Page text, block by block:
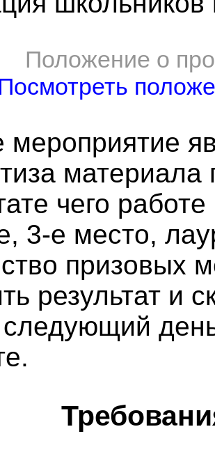
Положение о
мероприятие
чего
3-е место,
призовых
результат и